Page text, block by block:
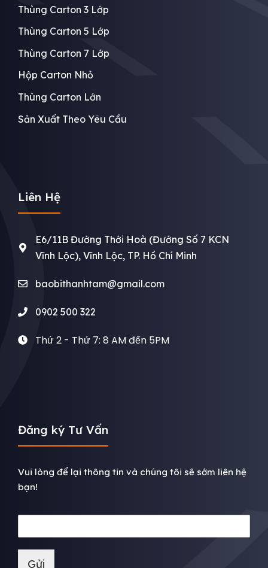
Thùng Carton 3 Lớp
Thùng Carton 5 Lớp
Thùng Carton 7 Lớp
Hộp Carton Nhỏ
Thùng Carton Lớn
Sản Xuất Theo Yêu Cầu
Liên Hệ
E6/11B Đường Thới Hoà (Đường Số 7 KCN
Vĩnh Lộc), Vĩnh Lộc, TP. Hồ Chí Minh
baobithanhtam@gmail.com
0902 500 322
Thứ 2 - Thứ 7: 8 AM đến 5PM
Đăng ký Tư Vấn
Vui lòng để lại thông tin và chúng tôi sẽ sớm liên hệ
bạn!
Gửi